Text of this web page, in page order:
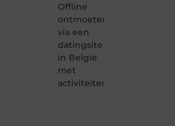
Offline
ontmoeten
via een
datingsite
in België
met
activiteiten